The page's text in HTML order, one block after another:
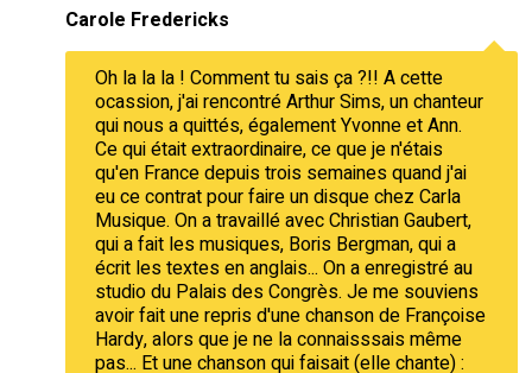
Carole Fredericks
Oh la la la ! Comment tu sais ça ?!! A cette
ocassion, j'ai rencontré Arthur Sims, un chanteur
qui nous a quittés, également Yvonne et Ann.
Ce qui était extraordinaire, ce que je n'étais
qu'en France depuis trois semaines quand j'ai
eu ce contrat pour faire un disque chez Carla
Musique. On a travaillé avec Christian Gaubert,
qui a fait les musiques, Boris Bergman, qui a
écrit les textes en anglais... On a enregistré au
studio du Palais des Congrès. Je me souviens
avoir fait une repris d'une chanson de Françoise
Hardy, alors que je ne la connaisssais même
pas... Et une chanson qui faisait (elle chante) :